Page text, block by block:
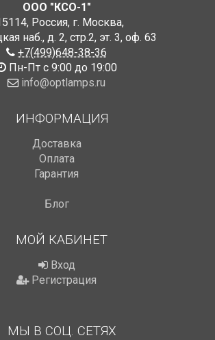
ООО "КСО-1"
, Россия, г. Москва,
наб., д. 2, стр.2, эт. 3, оф. 63
+7(499)648-38-36
Пн-Пт с 9:00 до 19:00
info@optlamps.ru
ИНФОРМАЦИЯ
Доставка
Оплата
Гарантия
Блог
МОЙ КАБИНЕТ
Вход
Регистрация
МЫ В СОЦ. СЕТЯХ